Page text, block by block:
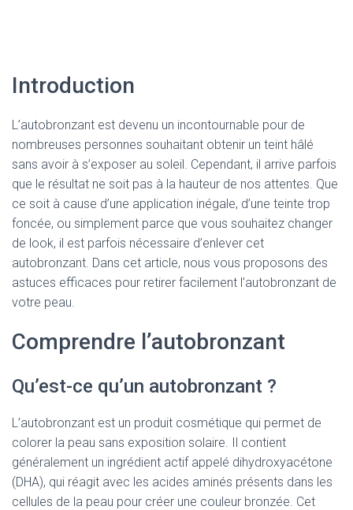
Introduction
L’autobronzant est devenu un incontournable pour de
nombreuses personnes souhaitant obtenir un teint hâlé
sans avoir à s’exposer au soleil. Cependant, il arrive parfois
que le résultat ne soit pas à la hauteur de nos attentes. Que
ce soit à cause d’une application inégale, d’une teinte trop
foncée, ou simplement parce que vous souhaitez changer
de look, il est parfois nécessaire d’enlever cet
autobronzant. Dans cet article, nous vous proposons des
astuces efficaces pour retirer facilement l’autobronzant de
votre peau.
Comprendre l’autobronzant
Qu’est-ce qu’un autobronzant ?
L’autobronzant est un produit cosmétique qui permet de
colorer la peau sans exposition solaire. Il contient
généralement un ingrédient actif appelé dihydroxyacétone
(DHA), qui réagit avec les acides aminés présents dans les
cellules de la peau pour créer une couleur bronzée. Cet